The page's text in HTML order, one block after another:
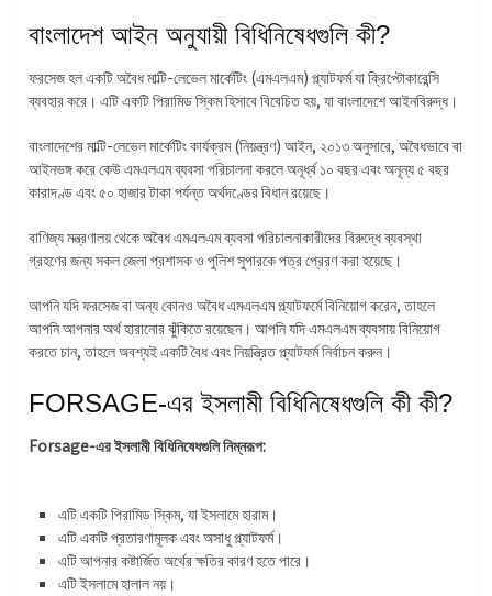
বাংলাদেশ আইন অনুযায়ী বিধিনিষেধগুলি কী?
ফরসেজ হল একটি অবৈধ মাল্টি-লেভেল মার্কেটিং (এমএলএম) প্ল্যাটফর্ম যা ক্রিপ্টোকারেন্সি
ব্যবহার করে। এটি একটি পিরামিড স্কিম হিসাবে বিবেচিত হয়, যা বাংলাদেশে আইনবিরুদ্ধ।
বাংলাদেশের মাল্টি-লেভেল মার্কেটিং কার্যক্রম (নিয়ন্ত্রণ) আইন, ২০১৩ অনুসারে, অবৈধভাবে বা
আইনভঙ্গ করে কেউ এমএলএম ব্যবসা পরিচালনা করলে অনূর্ধ্ব ১০ বছর এবং অনূন্য ৫ বছর
কারাদণ্ড এবং ৫০ হাজার টাকা পর্যন্ত অর্থদণ্ডের বিধান রয়েছে।
বাণিজ্য মন্ত্রণালয় থেকে অবৈধ এমএলএম ব্যবসা পরিচালনাকারীদের বিরুদ্ধে ব্যবস্থা
গ্রহণের জন্য সকল জেলা প্রশাসক ও পুলিশ সুপারকে পত্র প্রেরণ করা হয়েছে।
আপনি যদি ফরসেজ বা অন্য কোনও অবৈধ এমএলএম প্ল্যাটফর্মে বিনিয়োগ করেন, তাহলে
আপনি আপনার অর্থ হারানোর ঝুঁকিতে রয়েছেন। আপনি যদি এমএলএম ব্যবসায় বিনিয়োগ
করতে চান, তাহলে অবশ্যই একটি বৈধ এবং নিয়ন্ত্রিত প্ল্যাটফর্ম নির্বাচন করুন।
FORSAGE-এর ইসলামী বিধিনিষেধগুলি কী কী?
Forsage-এর ইসলামী বিধিনিষেধগুলি নিম্নরূপ:
এটি একটি পিরামিড স্কিম, যা ইসলামে হারাম।
এটি একটি প্রতারণামূলক এবং অসাধু প্ল্যাটফর্ম।
এটি আপনার কষ্টার্জিত অর্থের ক্ষতির কারণ হতে পারে।
এটি ইসলামে হালাল নয়।